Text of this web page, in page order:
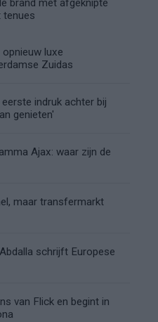
brand met afgeknipte
tenues
luxe
Zuidas
indruk achter bij
genieten'
Ajax: waar zijn de
maar transfermarkt
schrijft Europese
van Flick en begint in